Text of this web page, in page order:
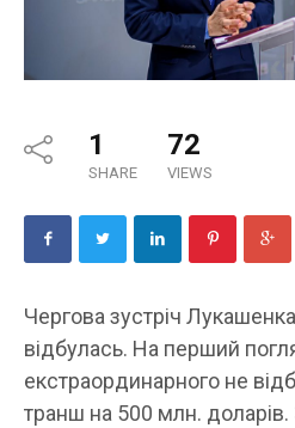
1
SHARE
72
VIEWS
Чергова зустріч
відбулась. На перший
екстраординарного не
транш на 500 млн.